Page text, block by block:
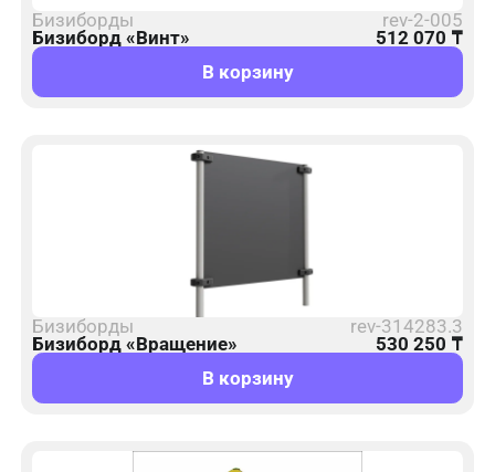
Бизиборды
rev-2-005
Бизиборд «Винт»
512 070 ₸
В корзину
Бизиборды
rev-314283.3
Бизиборд «Вращение»
530 250 ₸
В корзину